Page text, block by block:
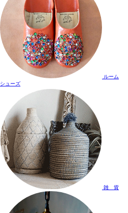
ルーム
シューズ
雑 貨